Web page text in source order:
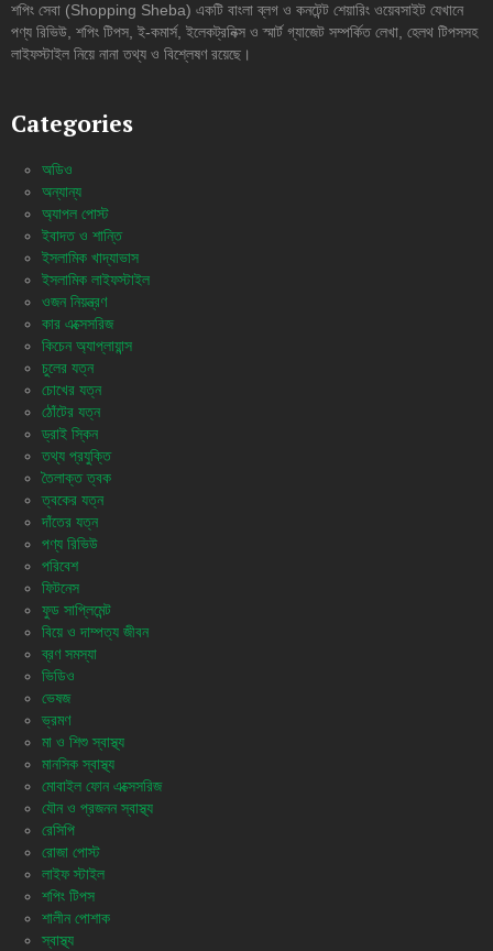
শপিং সেবা (Shopping Sheba) একটি বাংলা ব্লগ ও কনটেন্ট শেয়ারিং ওয়েবসাইট যেখানে
পণ্য রিভিউ, শপিং টিপস, ই-কমার্স, ইলেকট্রনিক্স ও স্মার্ট গ্যাজেট সম্পর্কিত লেখা, হেলথ টিপসসহ
লাইফস্টাইল নিয়ে নানা তথ্য ও বিশ্লেষণ রয়েছে।
Categories
অডিও
অন্যান্য
অ্যাপল পোস্ট
ইবাদত ও শান্তি
ইসলামিক খাদ্যাভাস
ইসলামিক লাইফস্টাইল
ওজন নিয়ন্ত্রণ
কার এক্সেসরিজ
কিচেন অ্যাপ্লায়ান্স
চুলের যত্ন
চোখের যত্ন
ঠোঁটের যত্ন
ড্রাই স্কিন
তথ্য প্রযুক্তি
তৈলাক্ত ত্বক
ত্বকের যত্ন
দাঁতের যত্ন
পণ্য রিভিউ
পরিবেশ
ফিটনেস
ফুড সাপ্লিমেন্ট
বিয়ে ও দাম্পত্য জীবন
ব্রণ সমস্যা
ভিডিও
ভেষজ
ভ্রমণ
মা ও শিশু স্বাস্থ্য
মানসিক স্বাস্থ্য
মোবাইল ফোন এক্সেসরিজ
যৌন ও প্রজনন স্বাস্থ্য
রেসিপি
রোজা পোস্ট
লাইফ স্টাইল
শপিং টিপস
শালীন পোশাক
স্বাস্থ্য